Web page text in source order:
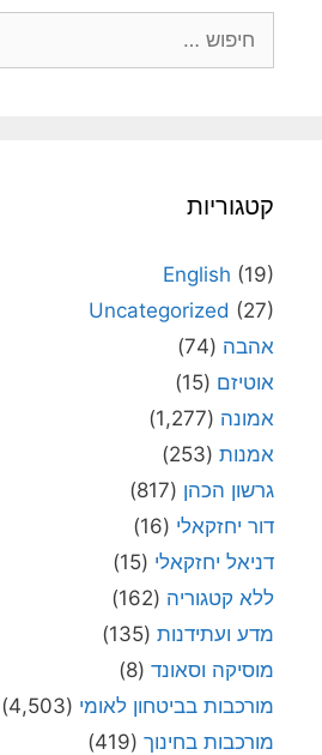
קטגוריות
English (19)
Uncategorized (27)
אהבה (74)
אוטיזם (15)
אמונה (1,277)
אמנות (253)
גרשון הכהן (817)
דור יחזקאלי (16)
דניאל יחזקאלי (15)
ללא קטגוריה (162)
מדע ועתידנות (135)
מוסיקה וסאונד (8)
מורכבות בביטחון לאומי (4,503)
מורכבות בחינוך (419)